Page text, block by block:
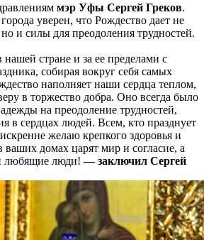
мэр Уфы Сергей Греков.
уверен, что Рождество дает не
и силы для преодоления трудностей.
стране и за ее пределами с
собирая вокруг себя самых
наполняет наши сердца теплом,
в торжество добра. Оно всегда было
на преодоление трудностей,
в сердцах людей. Всем, кто празднует
желаю крепкого здоровья и
ваших домах царят мир и согласие, а
любящие люди!— заключил Сергей